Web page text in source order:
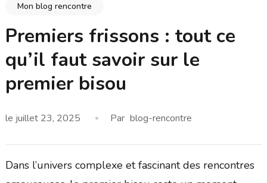
Mon blog rencontre
Premiers frissons : tout ce
qu’il faut savoir sur le
premier bisou
le juillet 23, 2025 Par blog-rencontre
Dans l’univers complexe et fascinant des rencontres